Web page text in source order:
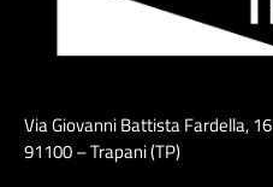
Via Giovanni Battista Fardella, 16
91100 – Trapani (TP)